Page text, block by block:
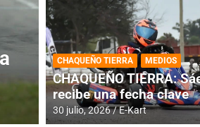
DESTACADA INFORME CENTRAL
RMC BUENOS
histórica en
4 agosto, 2026 E-Kart
CHAQUEÑO TIERRA MEDIOS
CHAQUEÑO TIERRA:
recibe una fecha clave
30 julio, 2026 E-Kart